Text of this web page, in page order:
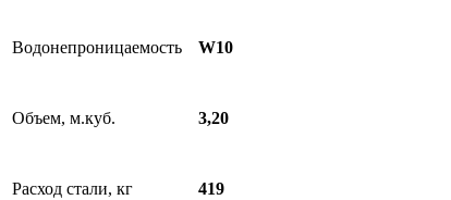
Водонепроницаемость W10
Объем, м.куб. 3,20
Расход стали, кг 419